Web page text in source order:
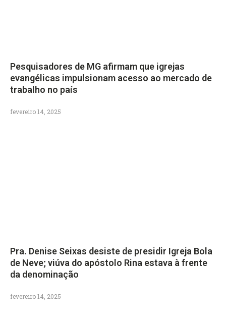
Pesquisadores de MG afirmam que igrejas
evangélicas impulsionam acesso ao mercado de
trabalho no país
fevereiro 14, 2025
Pra. Denise Seixas desiste de presidir Igreja Bola
de Neve; viúva do apóstolo Rina estava à frente
da denominação
fevereiro 14, 2025